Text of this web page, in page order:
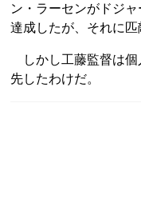
ン・ラーセンがドジ
達成したが、それに匹
しかし工藤監督は個
先したわけだ。